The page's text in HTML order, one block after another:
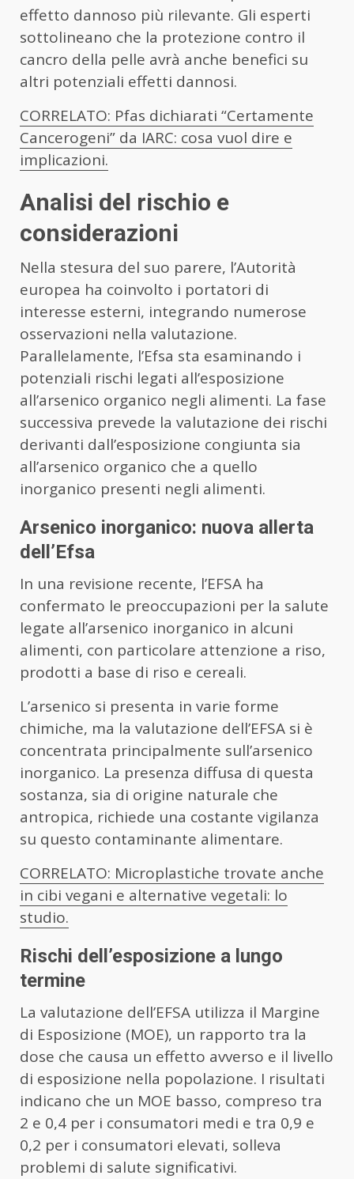
effetto dannoso più rilevante. Gli esperti
sottolineano che la protezione contro il
cancro della pelle avrà anche benefici su
altri potenziali effetti dannosi.
CORRELATO: Pfas dichiarati “Certamente
Cancerogeni” da IARC: cosa vuol dire e
implicazioni.
Analisi del rischio e
considerazioni
Nella stesura del suo parere, l’Autorità
europea ha coinvolto i portatori di
interesse esterni, integrando numerose
osservazioni nella valutazione.
Parallelamente, l’Efsa sta esaminando i
potenziali rischi legati all’esposizione
all’arsenico organico negli alimenti. La fase
successiva prevede la valutazione dei rischi
derivanti dall’esposizione congiunta sia
all’arsenico organico che a quello
inorganico presenti negli alimenti.
Arsenico inorganico: nuova allerta
dell’Efsa
In una revisione recente, l’EFSA ha
confermato le preoccupazioni per la salute
legate all’arsenico inorganico in alcuni
alimenti, con particolare attenzione a riso,
prodotti a base di riso e cereali.
L’arsenico si presenta in varie forme
chimiche, ma la valutazione dell’EFSA si è
concentrata principalmente sull’arsenico
inorganico. La presenza diffusa di questa
sostanza, sia di origine naturale che
antropica, richiede una costante vigilanza
su questo contaminante alimentare.
CORRELATO: Microplastiche trovate anche
in cibi vegani e alternative vegetali: lo
studio.
Rischi dell’esposizione a lungo
termine
La valutazione dell’EFSA utilizza il Margine
di Esposizione (MOE), un rapporto tra la
dose che causa un effetto avverso e il livello
di esposizione nella popolazione. I risultati
indicano che un MOE basso, compreso tra
2 e 0,4 per i consumatori medi e tra 0,9 e
0,2 per i consumatori elevati, solleva
problemi di salute significativi.